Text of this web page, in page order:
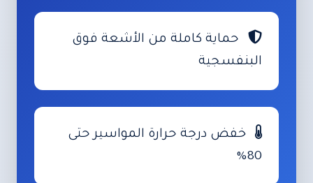
حماية كاملة من الأشعة فوق
البنفسجية
خفض درجة حرارة المواسير حتى
80%